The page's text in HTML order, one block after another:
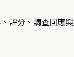
評分、調查回應